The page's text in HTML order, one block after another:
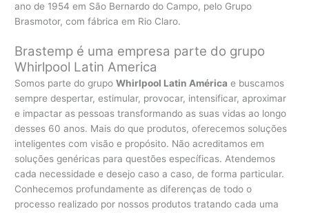
ano de 1954 em São Bernardo do Campo, pelo Grupo
Brasmotor, com fábrica em Rio Claro.
Brastemp é uma empresa parte do grupo
Whirlpool Latin America
Somos parte do grupoWhirlpool Latin América e buscamos
sempre despertar, estimular, provocar, intensificar, aproximar
e impactar as pessoas transformando as suas vidas ao longo
desses 60 anos. Mais do que produtos, oferecemos soluções
inteligentes com visão e propósito. Não acreditamos em
soluções genéricas para questões específicas. Atendemos
cada necessidade e desejo caso a caso, de forma particular.
Conhecemos profundamente as diferenças de todo o
processo realizado por nossos produtos tratando cada uma